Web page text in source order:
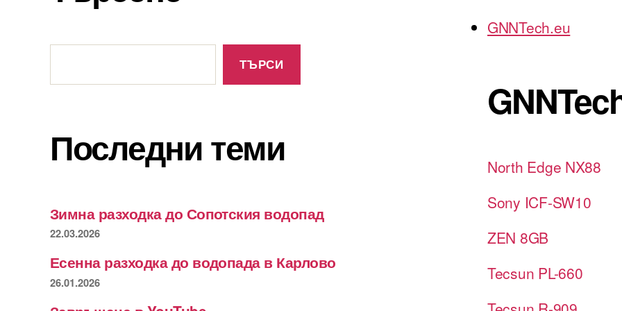
ТЪРСИ
Последни теми
Зимна разходка до Сопотския водопад
22.03.2026
Есенна разходка до водопада в Карлово
26.01.2026
GNNTech.eu
North Edge NX88
Sony ICF-SW10
ZEN 8GB
Tecsun PL-660